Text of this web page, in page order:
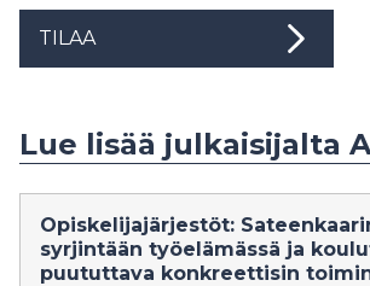
TILAA
Lue lisää julkaisijalta
Opiskelijajärjestöt:
syrjintään työelämässä ja
puututtava konkreettisin